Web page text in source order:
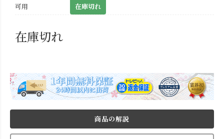
可用
在庫切れ
在庫切れ
商品の解説